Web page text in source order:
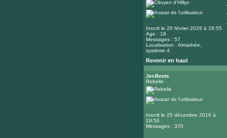
Inscrit le 20 février 2026 à 16:55
Age : 16
Messages : 57
Localisation : Almathée,
système 4
Revenir en haut
Jet-Boots
Rebelle
Inscrit le 25 décembre 2016 à
19:56
Messages : 370